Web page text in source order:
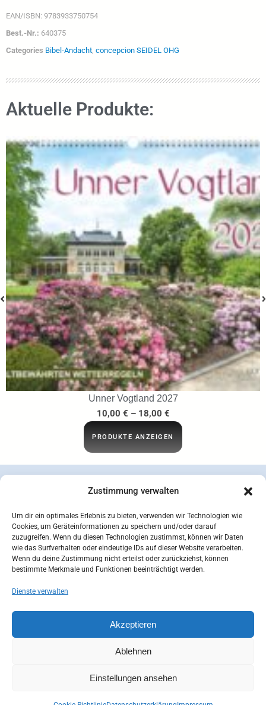
Zustimmung verwalten
Um dir ein optimales Erlebnis zu bieten, verwenden wir Technologien wie
Cookies, um Geräteinformationen zu speichern und/oder darauf
zuzugreifen. Wenn du diesen Technologien zustimmst, können wir Daten
wie das Surfverhalten oder eindeutige IDs auf dieser Website verarbeiten.
Wenn du deine Zustimmung nicht erteilst oder zurückziehst, können
bestimmte Merkmale und Funktionen beeinträchtigt werden.
Dienste verwalten
Akzeptieren
Ablehnen
Einstellungen ansehen
EAN/ISBN: 9783933750754
Best.-Nr.: 640375
Categories Bibel-Andacht, concepcion SEIDEL OHG
Aktuelle Produkte:
Unner Vogtland 2027
10,00 € – 18,00 €
PRODUKTE ANZEIGEN
Datenschutzerklärung Zahlungsarten Versandarten
AGB Impressum